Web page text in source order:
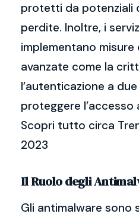
protetti da potenziali
perdite. Inoltre, i
implementano misure
avanzate come la
l’autenticazione a
proteggere l’accesso
Scopri tutto circa
2023
Il Ruolo degli
Gli antimalware